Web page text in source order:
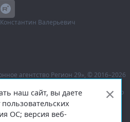
Валерьевич
агентство Регион 29», © 2016–2026
ответственностью «Агентство
средств массовой
от 09.11.2018 выдано Федеральной
наш сайт, вы даете
ОС; версия веб-